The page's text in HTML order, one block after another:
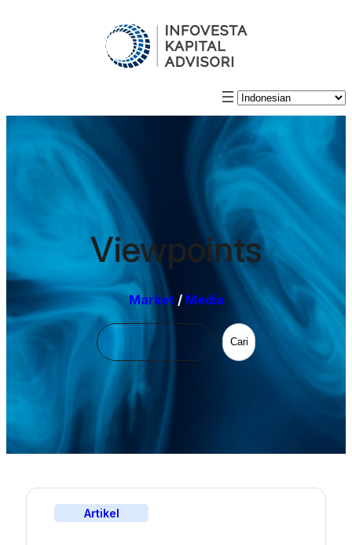
Viewpoints
Market / Media
Cari
Artikel